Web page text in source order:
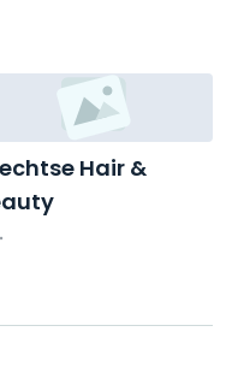
Hair &
103